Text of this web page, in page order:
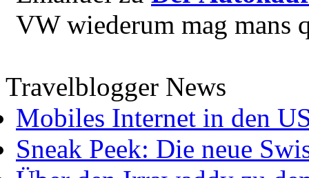
VW wiederum mag mans
Travelblogger News
Mobiles Internet in den
Sneak Peek: Die neue